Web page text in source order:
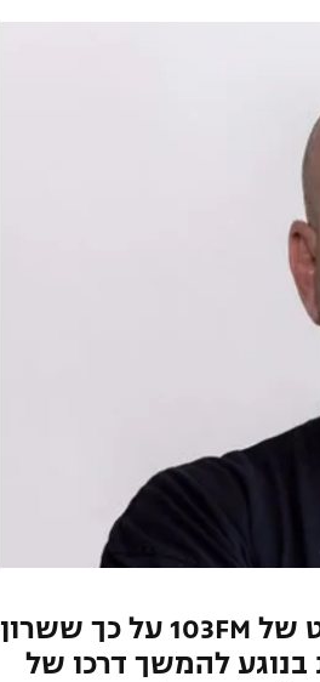
נוספות
השניים דנו עם רענן ברנובסקי בתוכנית הספורט של 103FM על כך ששרון
בנוגע להמשך דרכו של